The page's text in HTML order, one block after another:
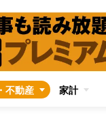
不動産 家計